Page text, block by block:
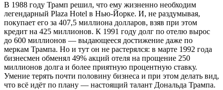
В 1988 году Трамп решил, что ему жизненно необходим
легендарный Plaza Hotel в Нью-Йорке. И, не раздумывая,
покупает его за 407,5 миллиона долларов, взяв при этом
кредит на 425 миллионов. К 1991 году долг по отелю вырос
до 600 миллионов — выдающееся достижение даже по
меркам Трампа. Но и тут он не растерялся: в марте 1992 года
бизнесмен обменял 49% акций отеля на прощение 250
миллионов долга и более приятную процентную ставку.
Умение терять почти половину бизнеса и при этом делать вид,
что всё идёт по плану — настоящий талант Дональда Трампа.